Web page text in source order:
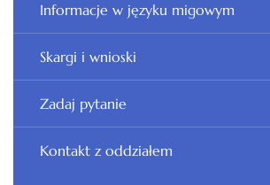
Informacje w języku migowym
Skargi i wnioski
Zadaj pytanie
Kontakt z oddziałem